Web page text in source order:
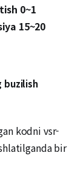
0~1
15~20
buzilish
kodni vsr-
bir